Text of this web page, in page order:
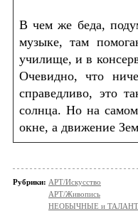
В чем же беда,
музыке, там
училище, и в
Очевидно, что
справедливо, это
солнца. Но на
окне, а движение
Рубрики: АРТ/Искусство
АРТ/Живопись
НЕОБЫЧНЫЕ и